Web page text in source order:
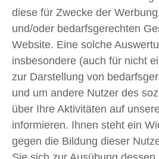
diese für Zwecke der
und/oder bedarfsgerechten
Website. Eine solche
insbesondere (auch für nicht
zur Darstellung von
und um andere Nutzer des
über Ihre Aktivitäten auf
informieren. Ihnen steht ein
gegen die Bildung dieser